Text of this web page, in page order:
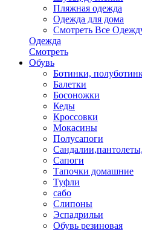
Пляжная одежда
Одежда для дома
Смотреть Все
Одежда
Смотреть
Обувь
Ботинки,
Балетки
Босоножки
Кеды
Кроссовки
Мокасины
Полусапоги
Сапоги
Тапочки домашние
Туфли
сабо
Слипоны
Эспадрильи
Обувь резиновая